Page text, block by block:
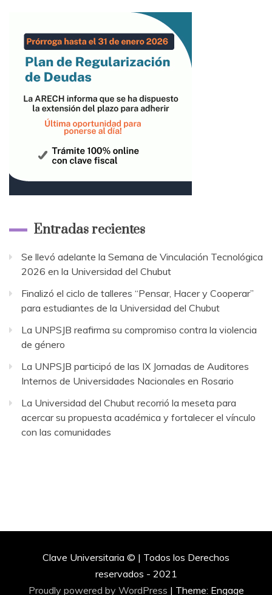
Entradas recientes
Se llevó adelante la Semana de Vinculación Tecnológica
2026 en la Universidad del Chubut
Finalizó el ciclo de talleres “Pensar, Hacer y Cooperar”
para estudiantes de la Universidad del Chubut
La UNPSJB reafirma su compromiso contra la violencia
de género
La UNPSJB participó de las IX Jornadas de Auditores
Internos de Universidades Nacionales en Rosario
La Universidad del Chubut recorrió la meseta para
acercar su propuesta académica y fortalecer el vínculo
con las comunidades
Clave Universitaria © | Todos los Derechos
reservados - 2021
Proudly powered by WordPress | Theme: Engage